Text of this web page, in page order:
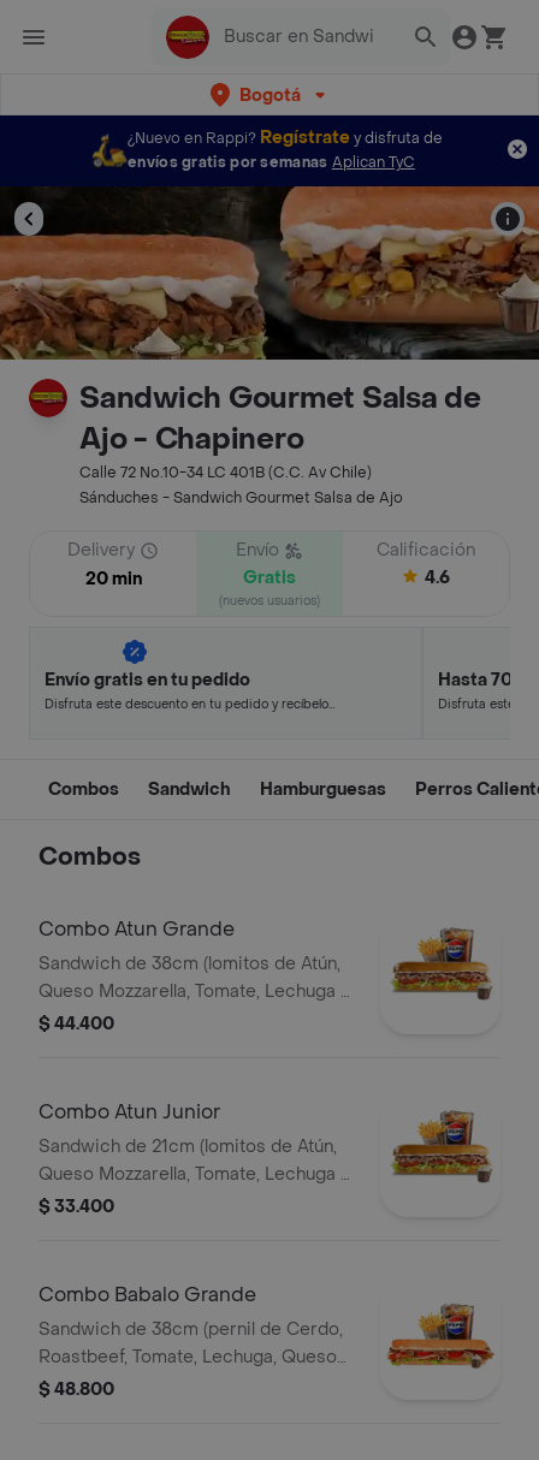
Bogotá
¿Nuevo en Rappi? Regístratey disfruta de
envíos gratis por semanas Aplican TyC
Sandwich Gourmet Salsa de
Ajo - Chapinero
Calle 72 No.10-34 LC 401B (C.C. Av Chile)
Sánduches - Sandwich Gourmet Salsa de Ajo
Delivery
20 min
Envío
Gratis
(nuevos usuarios)
Calificación
4.6
Envío gratis en tu pedido
Disfruta este descuento en tu pedido y recíbelo
Hasta 70%
Disfruta este
Combos Sandwich Hamburguesas Perros
Combos
Combo Atun Grande
Sandwich de 38cm (lomitos de Atún,
Queso Mozzarella, Tomate, Lechuga y
Mayonesa Real) Papa Francesa 140gr
$ 44.400
Combo Atun Junior
Sandwich de 21cm (lomitos de Atún,
Queso Mozzarella, Tomate, Lechuga y
Mayonesa Real) Papa Francesa 140gr
$ 33.400
Combo Babalo Grande
Sandwich de 38cm (pernil de Cerdo,
Roastbeef, Tomate, Lechuga, Queso
Mozzarella, Salsa BBQ y Salsa de Ajo)
$ 48.800